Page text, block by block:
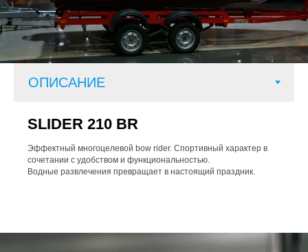
SLIDER 210 BR
Эффектный многоцелевой bow rider. Спортивный характер в
сочетании с удобством и функциональностью.
Водные развлечения превращает в настоящий праздник.